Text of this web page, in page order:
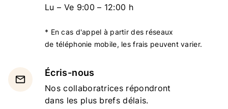
Lu – Ve 9:00 – 12:00 h
* En cas d'appel à partir des réseaux
de téléphonie mobile, les frais peuvent varier.
email
Écris-nous
Nos collaboratrices répondront
dans les plus brefs délais.